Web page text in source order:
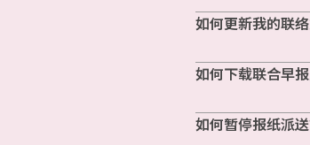
如何更新我的联络
如何下载联合早报
如何暂停报纸派送